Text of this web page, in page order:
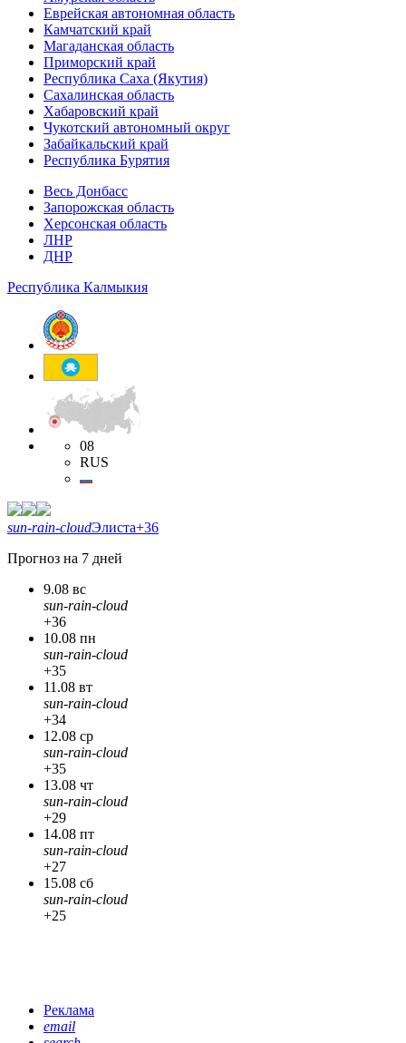
Еврейская автономная область
Камчатский край
Магаданская область
Приморский край
Республика Саха (Якутия)
Сахалинская область
Хабаровский край
Чукотский автономный округ
Забайкальский край
Республика Бурятия
Весь Донбасс
Запорожская область
Херсонская область
ЛНР
ДНР
Республика Калмыкия
08
RUS
sun-rain-cloudЭлиста+36
Прогноз на 7 дней
9.08 вс
sun-rain-cloud
+36
10.08 пн
sun-rain-cloud
+35
11.08 вт
sun-rain-cloud
+34
12.08 ср
sun-rain-cloud
+35
13.08 чт
sun-rain-cloud
+29
14.08 пт
sun-rain-cloud
+27
15.08 сб
sun-rain-cloud
+25
Реклама
email